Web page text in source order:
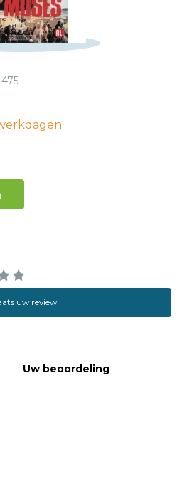
uw review
Uw beoordeling